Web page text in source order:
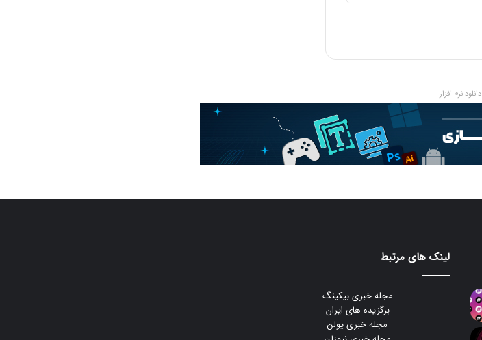
دانلود نرم افزار
لینک های مرتبط
مجله خبری بیکینگ
برگزیده های ایران
مجله خبری یولن